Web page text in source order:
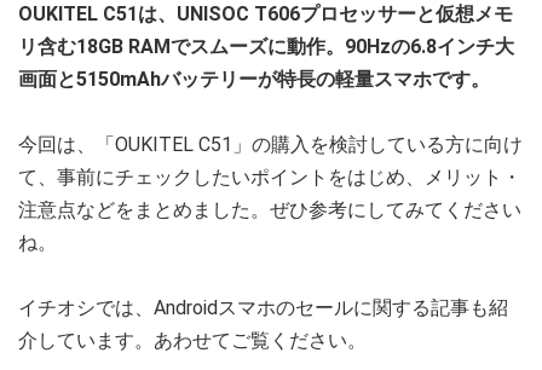
OUKITEL C51は、UNISOC T606プロセッサーと仮想メモ
リ含む18GB RAMでスムーズに動作。90Hzの6.8インチ大
画面と5150mAhバッテリーが特長の軽量スマホです。
今回は、「OUKITEL C51」の購入を検討している方に向け
て、事前にチェックしたいポイントをはじめ、メリット・
注意点などをまとめました。ぜひ参考にしてみてください
ね。
イチオシでは、Androidスマホのセールに関する記事も紹
介しています。あわせてご覧ください。